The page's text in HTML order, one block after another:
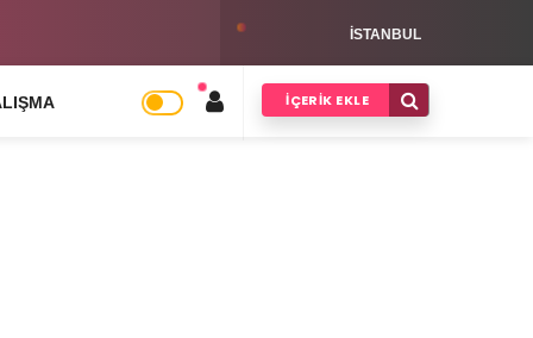
Kargo Bayilik Şartları Hakkında ISTANBUL
İÇERIK EKLE